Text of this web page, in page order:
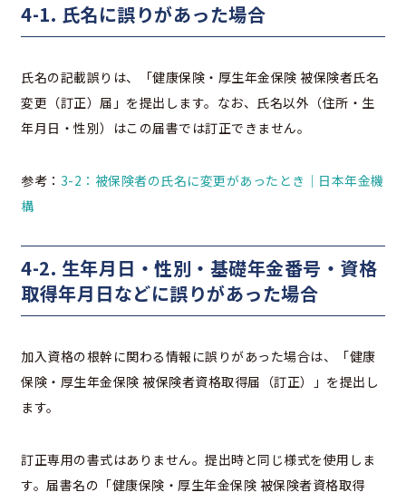
4-1. 氏名に誤りがあった場合
氏名の記載誤りは、「健康保険・厚生年金保険 被保険者氏名
変更（訂正）届」を提出します。なお、氏名以外（住所・生
年月日・性別）はこの届書では訂正できません。
参考： 3-2：被保険者の氏名に変更があったとき｜日本年金機
構
4-2. 生年月日・性別・基礎年金番号・資格
取得年月日などに誤りがあった場合
加入資格の根幹に関わる情報に誤りがあった場合は、「健康
保険・厚生年金保険 被保険者資格取得届（訂正）」を提出し
ます。
訂正専用の書式はありません。提出時と同じ様式を使用しま
す。届書名の「健康保険・厚生年金保険 被保険者資格取得